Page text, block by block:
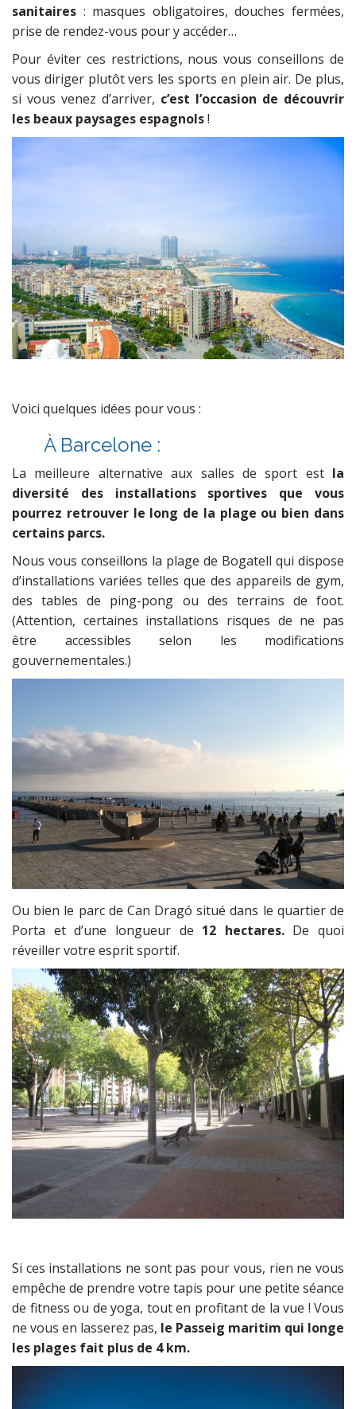
sanitaires : masques obligatoires, douches fermées,
prise de rendez-vous pour y accéder…
Pour éviter ces restrictions, nous vous conseillons de
vous diriger plutôt vers les sports en plein air. De plus,
si vous venez d’arriver, c’est l’occasion de découvrir
les beaux paysages espagnols!
Voici quelques idées pour vous :
ÀBarcelone :
La meilleure alternative aux salles de sport est la
diversité des installations sportives que vous
pourrez retrouver le long de la plage ou bien dans
certains parcs.
Nous vous conseillons la plage de Bogatell qui dispose
d’installations variées telles que des appareils de gym,
des tables de ping-pong ou des terrains de foot.
(Attention, certaines installations risques de ne pas
être accessibles selon les modifications
gouvernementales.)
Ou bien le parc de Can Dragó situé dans le quartier de
Porta et d’une longueur de 12 hectares.De quoi
réveiller votre esprit sportif.
Si ces installations ne sont pas pour vous, rien ne vous
empêche de prendre votre tapis pour une petite séance
de fitness ou de yoga, tout en profitant de la vue ! Vous
ne vous en lasserez pas, le Passeig maritim qui longe
les plages fait plus de 4 km.